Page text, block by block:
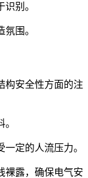
别。
围。
构安全性方面的注
定的人流压力。
裸露，确保电气安